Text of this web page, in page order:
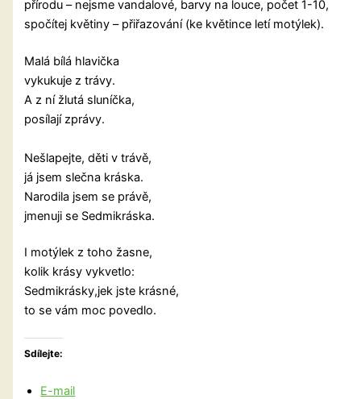
přírodu – nejsme vandalové, barvy na louce, počet 1-10,
spočítej květiny – přiřazování (ke květince letí motýlek).
Malá bílá hlavička
vykukuje z trávy.
A z ní žlutá sluníčka,
posílají zprávy.
Nešlapejte, děti v trávě,
já jsem slečna kráska.
Narodila jsem se právě,
jmenuji se Sedmikráska.
I motýlek z toho žasne,
kolik krásy vykvetlo:
Sedmikrásky,jek jste krásné,
to se vám moc povedlo.
Sdílejte:
E-mail